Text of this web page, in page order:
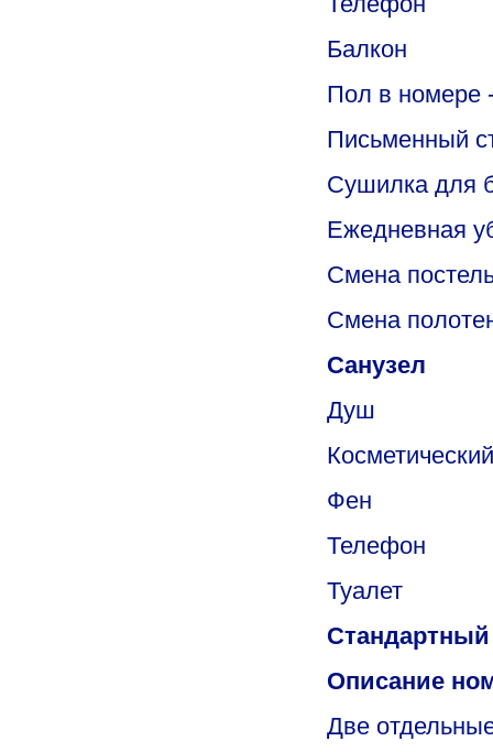
Балкон
Пол в номере
Письменный
Сушилка для
Ежедневная
Cмена
Смена
Санузел
Душ
Фен
Телефон
Туалет
Описание
Две